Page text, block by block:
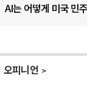
AI는 어떻게 미국 민
오피니언